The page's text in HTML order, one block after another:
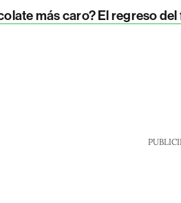
más caro? El regreso